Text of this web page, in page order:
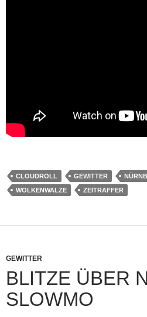
CLOUDROLL GEWITTER
WOLKENWALZE
ZEITRAFFER
GEWITTER
BLITZE ÜBER
SLOWMO